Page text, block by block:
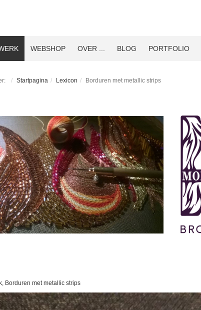
WEBSHOP OVER ... BLOG PORTFOLIO
Startpagina Lexicon Borduren met metallic strips
Borduren met metallic strips